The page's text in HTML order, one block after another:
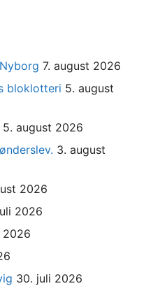
7. august 2026
bloklotteri 5. august
5. august 2026
3. august
2026
2026
2026
30. juli 2026